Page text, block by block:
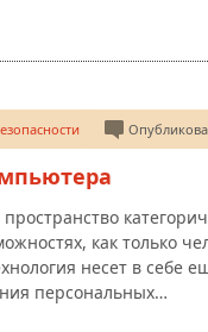
как только
несет в себе
персональных…